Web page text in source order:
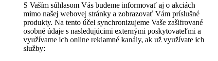
S Vaším súhlasom Vás budeme informovať aj o akciách
mimo našej webovej stránky a zobrazovať Vám príslušné
produkty. Na tento účel synchronizujeme Vaše zašifrované
osobné údaje s nasledujúcimi externými poskytovateľmi a
využívame ich online reklamné kanály, ak už využívate ich
služby: